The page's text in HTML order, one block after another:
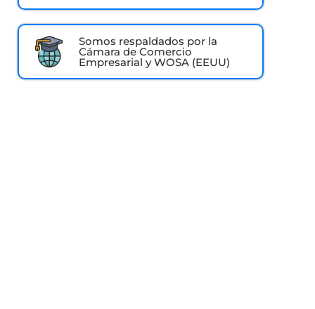
Somos respaldados por la
Cámara de Comercio
Empresarial y WOSA (EEUU)